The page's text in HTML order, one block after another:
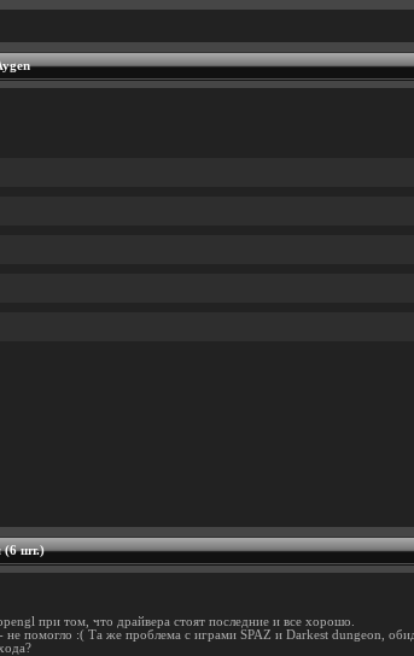
(6 шт.)
при том, что драйвера стоят последние и все хорошо.
не помогло :( Та же проблема с играми SPAZ и Darkest dungeon,